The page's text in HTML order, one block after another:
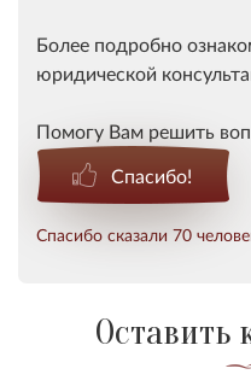
Более подробно
юридической
Помогу Вам решить
Спасибо!
Спасибо сказали 70
Оставить